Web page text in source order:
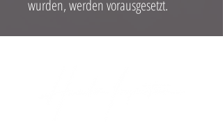
wurden, werden vorausgesetzt.